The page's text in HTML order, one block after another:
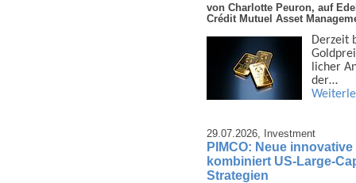
von Charlotte Peuron, auf
Crédit Mutuel Asset
Derzeit
licher
der…
29.07.2026, Investment
PIMCO: Neue
kombiniert US-Large-
Strategien